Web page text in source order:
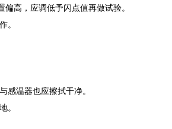
偏高，应调低予闪点值再做试验。
。
感温器也应擦拭干净。
。